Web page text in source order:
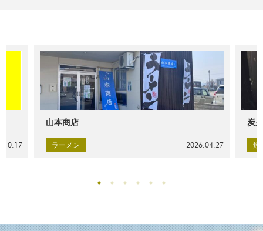
山本商店
ラーメン 2026.04.27
炭
焼